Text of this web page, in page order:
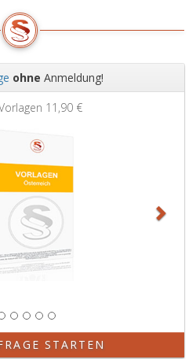
am
1. Jänner
wirksam.
ohne Anmeldung!
11,90 €
STARTEN